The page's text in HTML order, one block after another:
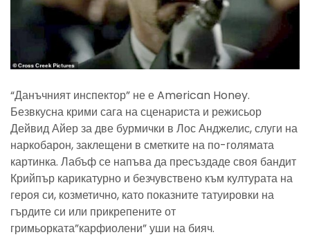
“Данъчният инспектор” не е American Honey.
Безвкусна крими сага на сценариста и режисьор
Дейвид Айер за две бурмички в Лос Анджелис, слуги на
наркобарон, заклещени в сметките на по-голямата
картинка. Лабъф се напъва да пресъздаде своя бандит
Крийпър карикатурно и безчувствено към културата на
героя си, козметично, като показните татуировки на
гърдите си или прикрепените от
гримьорката”карфиолени” уши на бияч.